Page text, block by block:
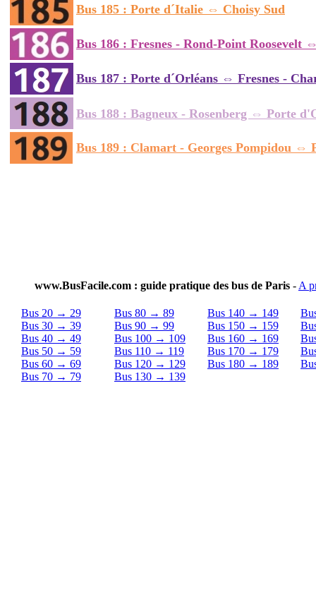
Bus 185 : Porte d´Italie ⇔ Choisy Sud
Bus 186 : Fresnes - Rond-Point Roosevelt
Bus 187 : Porte d´Orléans ⇔ Fresnes -
Bus 188 : Bagneux - Rosenberg ⇔ Porte
Bus 189 : Clamart - Georges Pompidou ⇔
www.BusFacile.com : guide pratique des bus de Paris - A
Bus 20 → 29
Bus 30 → 39
Bus 40 → 49
Bus 50 → 59
Bus 60 → 69
Bus 70 → 79
Bus 80 → 89
Bus 90 → 99
Bus 100 → 109
Bus 110 → 119
Bus 120 → 129
Bus 130 → 139
Bus 140 → 149
Bus 150 → 159
Bus 160 → 169
Bus 170 → 179
Bus 180 → 189